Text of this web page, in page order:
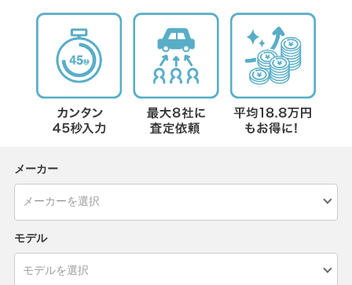
メーカー
モデル